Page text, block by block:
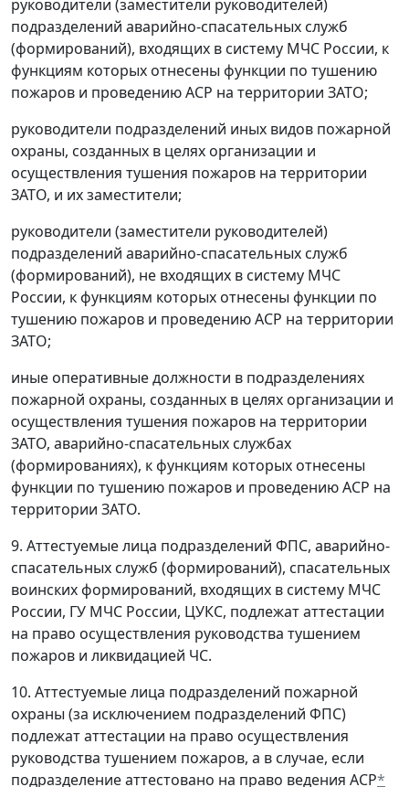
руководители (заместители руководителей)
подразделений аварийно-спасательных служб
(формирований), входящих в систему МЧС России, к
функциям которых отнесены функции по тушению
пожаров и проведению АСР на территории ЗАТО;
руководители подразделений иных видов пожарной
охраны, созданных в целях организации и
осуществления тушения пожаров на территории
ЗАТО, и их заместители;
руководители (заместители руководителей)
подразделений аварийно-спасательных служб
(формирований), не входящих в систему МЧС
России, к функциям которых отнесены функции по
тушению пожаров и проведению АСР на территории
ЗАТО;
иные оперативные должности в подразделениях
пожарной охраны, созданных в целях организации и
осуществления тушения пожаров на территории
ЗАТО, аварийно-спасательных службах
(формированиях), к функциям которых отнесены
функции по тушению пожаров и проведению АСР на
территории ЗАТО.
9. Аттестуемые лица подразделений ФПС, аварийно-
спасательных служб (формирований), спасательных
воинских формирований, входящих в систему МЧС
России, ГУ МЧС России, ЦУКС, подлежат аттестации
на право осуществления руководства тушением
пожаров и ликвидацией ЧС.
10. Аттестуемые лица подразделений пожарной
охраны (за исключением подразделений ФПС)
подлежат аттестации на право осуществления
руководства тушением пожаров, а в случае, если
подразделение аттестовано на право ведения АСР*